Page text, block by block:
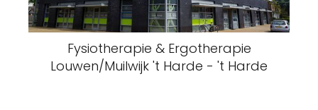
Fysiotherapie & Ergotherapie
Louwen/Muilwijk 't Harde - 't Harde